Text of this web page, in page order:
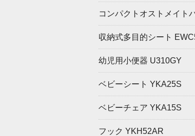
コンパクトオストメイト
収納式多目的シート
幼児用小便器 U310GY
ベビーシート YKA25S
ベビーチェア YKA15S
フック YKH52AR